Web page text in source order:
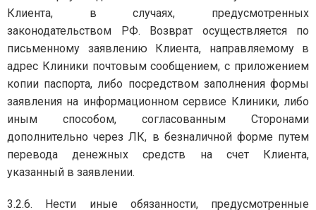
Клиента, в случаях, предусмотренных
законодательством РФ. Возврат осуществляется по
письменному заявлению Клиента, направляемому в
адрес Клиники почтовым сообщением, с приложением
копии паспорта, либо посредством заполнения формы
заявления на информационном сервисе Клиники, либо
иным способом, согласованным Сторонами
дополнительно через ЛК, в безналичной форме путем
перевода денежных средств на счет Клиента,
указанный в заявлении.
3.2.6. Нести иные обязанности, предусмотренные